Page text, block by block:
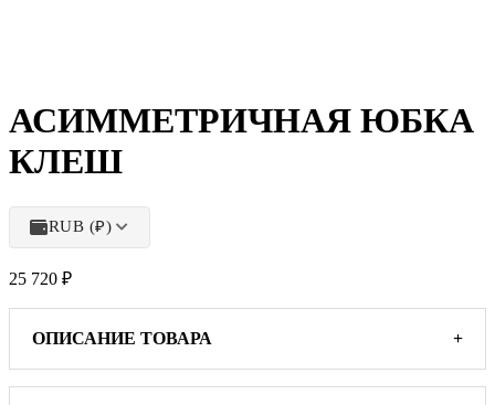
АСИММЕТРИЧНАЯ ЮБКА
КЛЕШ
RUB (₽)
25 720 ₽
ОПИСАНИЕ ТОВАРА +